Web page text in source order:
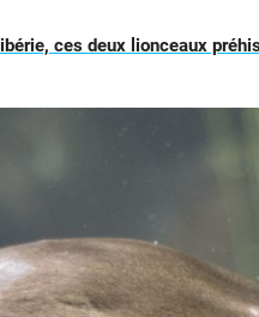
ces deux lionceaux